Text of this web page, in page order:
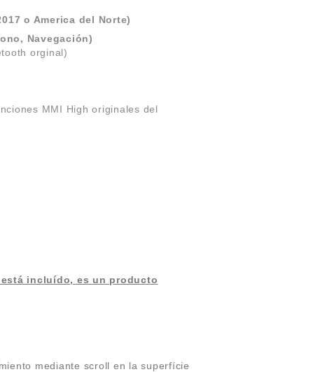
o America del Norte)
Navegación)
orginal)
MMI High originales del
incluído, es un producto
mediante scroll en la superfície